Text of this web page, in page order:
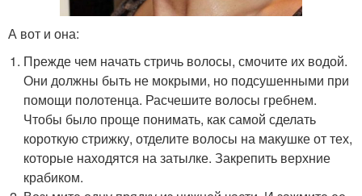
А вот и она:
Прежде чем начать стричь волосы, смочите их водой.
Они должны быть не мокрыми, но подсушенными при
помощи полотенца. Расчешите волосы гребнем.
Чтобы было проще понимать, как самой сделать
короткую стрижку, отделите волосы на макушке от тех,
которые находятся на затылке. Закрепить верхние
крабиком.